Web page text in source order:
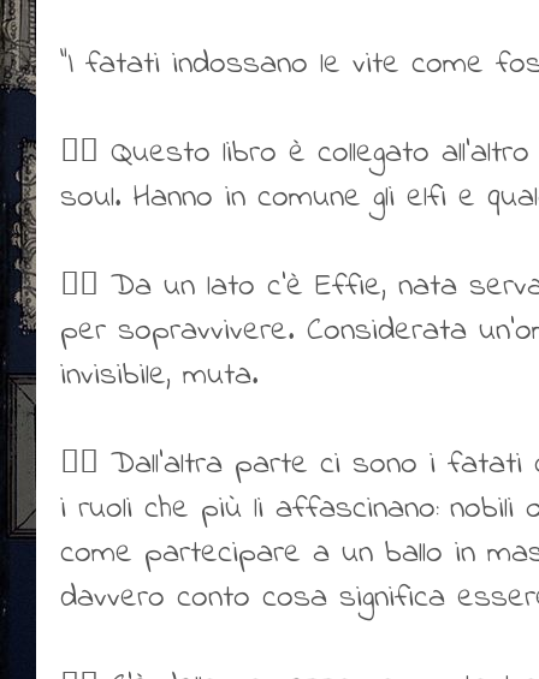
“I fatati indossano le vite come
👍🏻 Questo libro è collegato
soul. Hanno in comune gli elfi e
👍🏻 Da un lato c’è Effie, nata
per sopravvivere. Considerata
invisibile, muta.
👍🏻 Dall’altra parte ci sono i
i ruoli che più li affascinano:
come partecipare a un ballo in
davvero conto cosa significa